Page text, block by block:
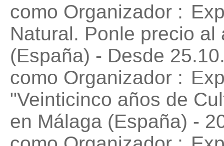
como Organizador :
Natural. Ponle precio al
(España) - Desde
como Organizador :
"Veinticinco años de
en Málaga (España) -